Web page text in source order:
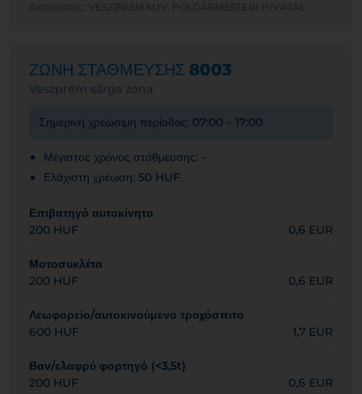
Διαχειριστής: VESZPRÉM MJV. POLGÁRMESTERI HIVATAL
ΖΩΝΗ ΣΤΑΘΜΕΥΣΗΣ 8003
Veszprém sárga zóna
Σημερινή χρεώσιμη περίοδος: 07:00 – 17:00
Μέγιστος χρόνος στάθμευσης: -
Ελάχιστη χρέωση: 50 HUF
Επιβατηγό αυτοκίνητο
200 HUF
0,6 EUR
Μοτοσυκλέτα
200 HUF
0,6 EUR
Λεωφορείο/αυτοκινούμενο τροχόσπιτο
600 HUF
1,7 EUR
Βαν/ελαφρύ φορτηγό (<3,5t)
200 HUF
0,6 EUR